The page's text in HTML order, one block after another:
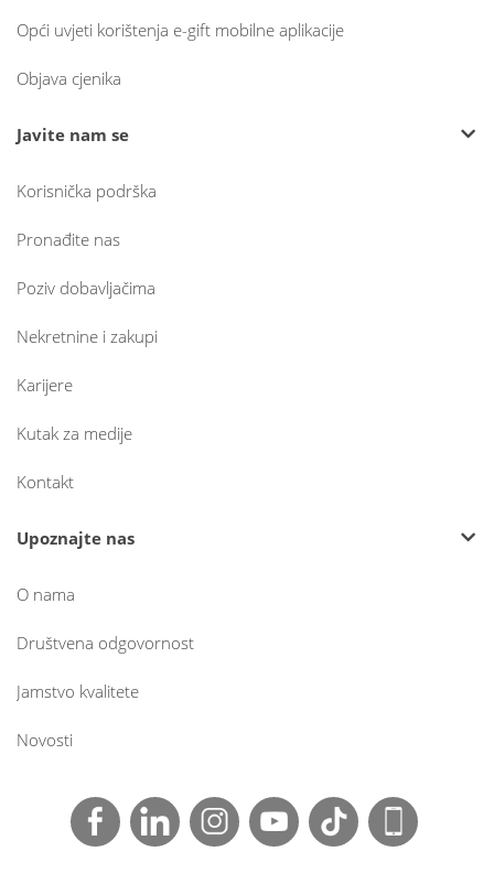
Opći uvjeti korištenja e-gift mobilne aplikacije
Objava cjenika
Javite nam se
Korisnička podrška
Pronađite nas
Poziv dobavljačima
Nekretnine i zakupi
Karijere
Kutak za medije
Kontakt
Upoznajte nas
O nama
Društvena odgovornost
Jamstvo kvalitete
Novosti